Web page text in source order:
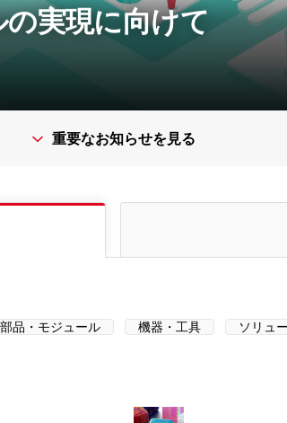
実現に向けて
重要なお知らせを見る
品・モジュール 機器・工具 ソリュ